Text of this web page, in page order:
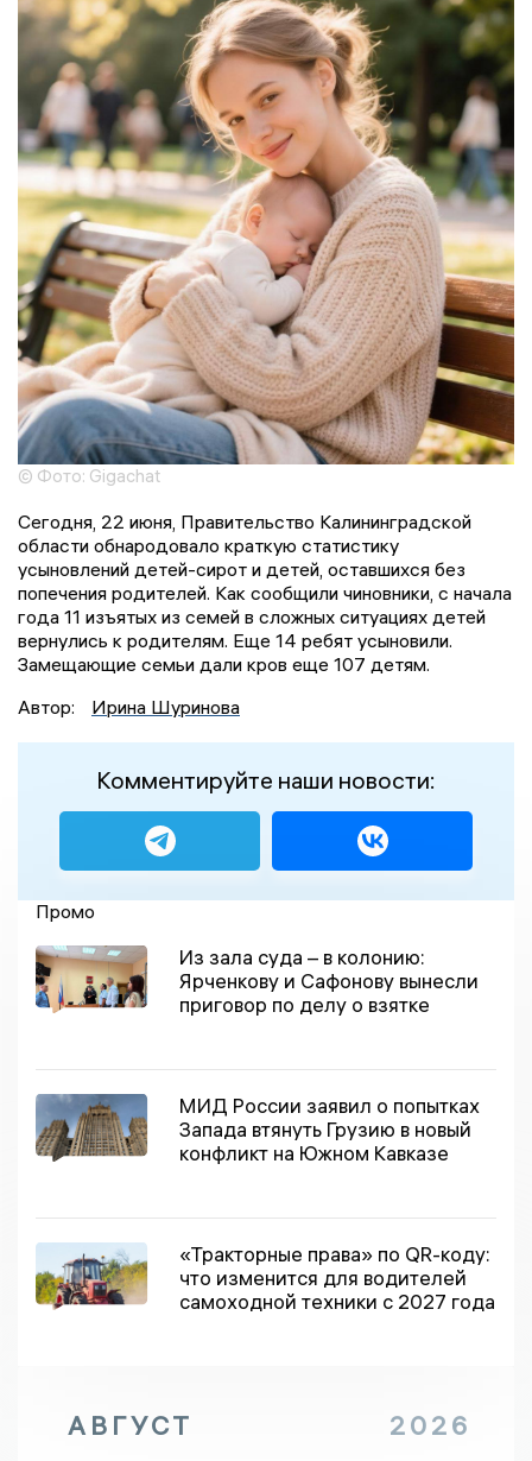
© Фото: Gigachat
Сегодня, 22 июня, Правительство Калининградской
области обнародовало краткую статистику
усыновлений детей-сирот и детей, оставшихся без
попечения родителей. Как сообщили чиновники, с начала
года 11 изъятых из семей в сложных ситуациях детей
вернулись к родителям. Еще 14 ребят усыновили.
Замещающие семьи дали кров еще 107 детям.
Автор:
Ирина Шуринова
Комментируйте наши новости:
Промо
Из зала суда – в колонию:
Ярченкову и Сафонову вынесли
приговор по делу о взятке
МИД России заявил о попытках
Запада втянуть Грузию в новый
конфликт на Южном Кавказе
«Тракторные права» по QR-коду:
что изменится для водителей
самоходной техники с 2027 года
АВГУСТ 2026